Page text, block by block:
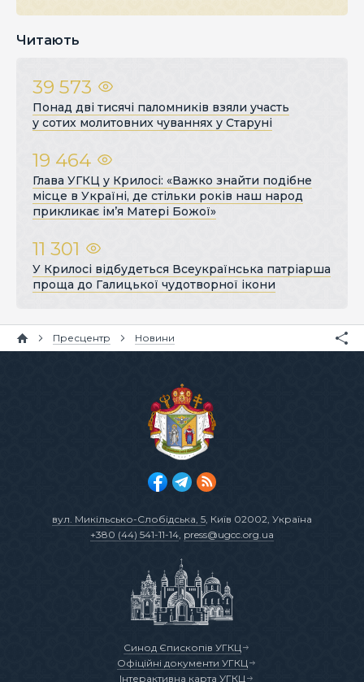
Читають
39 573
Понад дві тисячі паломників взяли участь
у сотих молитовних чуваннях у Старуні
19 464
Глава УГКЦ у Крилосі: «Важко знайти подібне
місце в Україні, де стільки років наш народ
прикликає ім’я Матері Божої»
11 301
У Крилосі відбудеться Всеукраїнська патріарша
проща до Галицької чудотворної ікони
Пресцентр Новини
вул. Микільсько-Слобідська, 5, Київ 02002, Україна
+380 (44) 541-11-14, press@ugcc.org.ua
Синод Єпископів УГКЦ
Офіційні документи УГКЦ
Інтерактивна карта УГКЦ